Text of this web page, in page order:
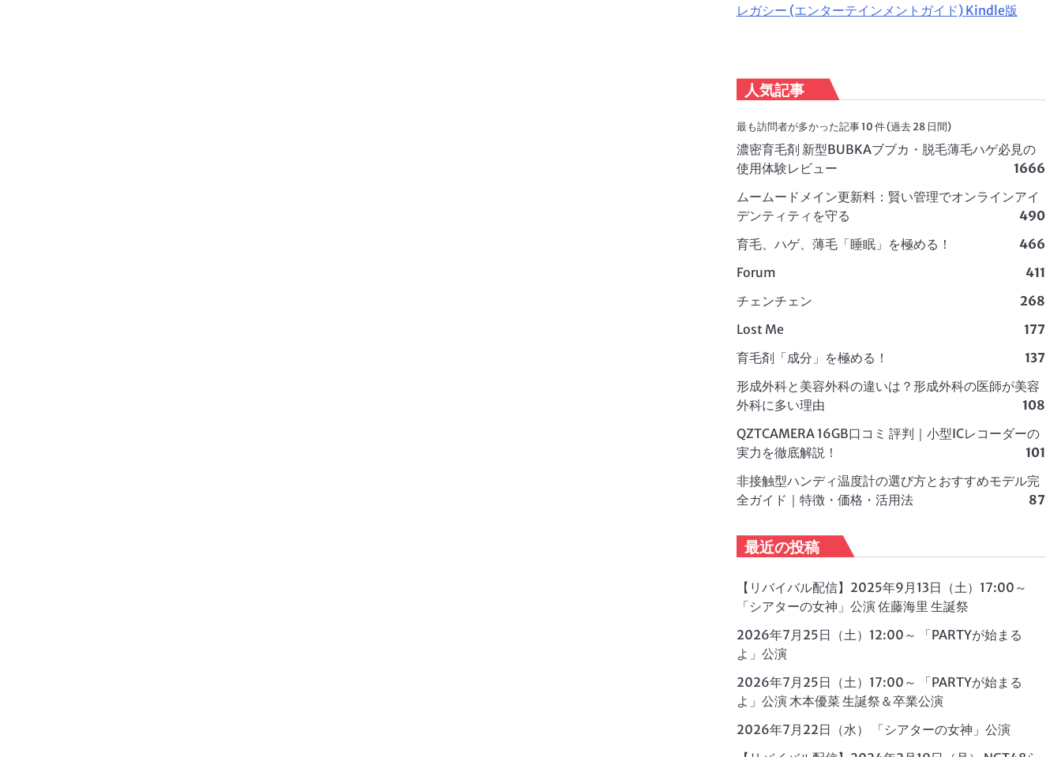
レガシー (エンターテインメントガイド) Kindle版
人気記事
最も訪問者が多かった記事 10 件 (過去 28 日間)
濃密育毛剤 新型BUBKAブブカ・脱毛薄毛ハゲ必見の
使用体験レビュー
1666
ムームードメイン更新料：賢い管理でオンラインアイ
デンティティを守る
490
育毛、ハゲ、薄毛「睡眠」を極める！
466
Forum
411
チェンチェン
268
Lost Me
177
育毛剤「成分」を極める！
137
形成外科と美容外科の違いは？形成外科の医師が美容
外科に多い理由
108
QZTCAMERA 16GB口コミ 評判｜小型ICレコーダーの
実力を徹底解説！
101
非接触型ハンディ温度計の選び方とおすすめモデル完
全ガイド｜特徴・価格・活用法
87
最近の投稿
【リバイバル配信】2025年9月13日（土）17:00～
「シアターの女神」公演 佐藤海里 生誕祭
2026年7月25日（土）12:00～ 「PARTYが始まる
よ」公演
2026年7月25日（土）17:00～ 「PARTYが始まる
よ」公演 木本優菜 生誕祭＆卒業公演
2026年7月22日（水） 「シアターの女神」公演